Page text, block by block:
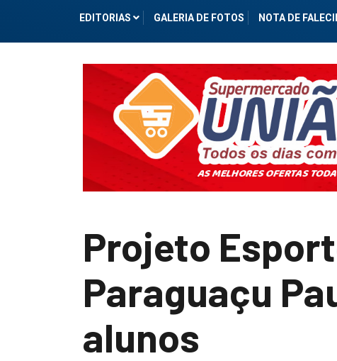
EDITORIAS GALERIA DE FOTOS NOTA DE
Projeto
Paraguaçu
alunos